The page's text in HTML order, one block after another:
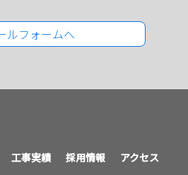
ルフォームへ
工事実績 採用情報 アクセス